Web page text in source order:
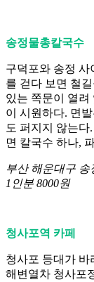
송정물총칼국수
구덕포와 송정 사
를 걷다 보면 철
있는 쪽문이 열려
이 시원하다. 면
도 퍼지지 않는다
면 칼국수 하나,
부산 해운대구 송
1인분 8000원
청사포역 카페
청사포 등대가 바
해변열차 청사포